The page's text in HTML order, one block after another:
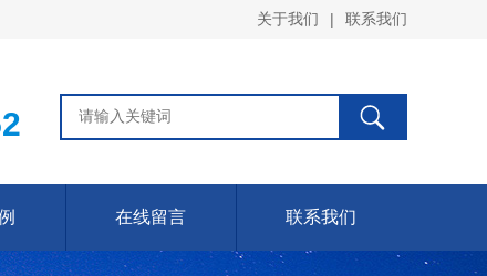
关于我们 | 联系我们
在线留言 联系我们